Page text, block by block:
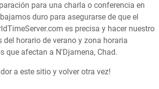
para una charla o conferencia en
duro para asegurarse de que el
es precisa y hacer nuestro
horario de verano y zona horaria
que afectan a N'Djamena, Chad.
a este sitio y volver otra vez!